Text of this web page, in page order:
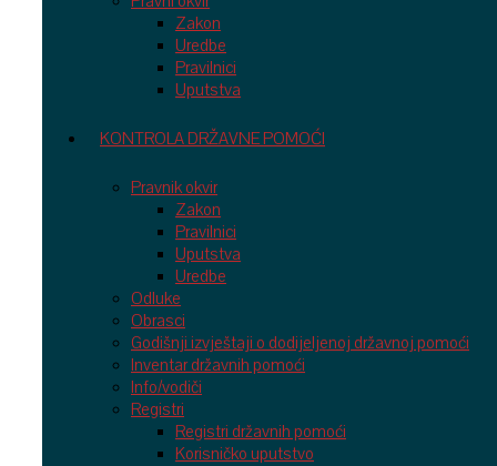
Zakon
Uredbe
Pravilnici
Uputstva
KONTROLA DRŽAVNE POMOĆI
Pravnik okvir
Zakon
Pravilnici
Uputstva
Uredbe
Odluke
Obrasci
Godišnji izvještaji o dodijeljenoj državnoj pomoći
Inventar državnih pomoći
Info/vodiči
Registri
Registri državnih pomoći
Korisničko uputstvo